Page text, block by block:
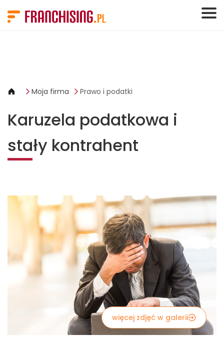
Moja firma Prawo i podatki
Karuzela podatkowa i
stały kontrahent
więcej zdjęć w galerii